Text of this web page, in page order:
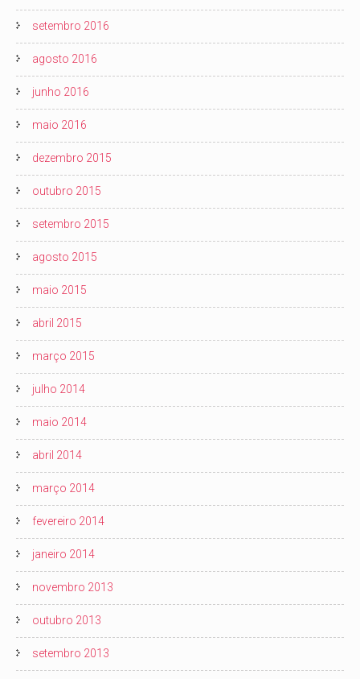
setembro 2016
agosto 2016
junho 2016
maio 2016
dezembro 2015
outubro 2015
setembro 2015
agosto 2015
maio 2015
abril 2015
março 2015
julho 2014
maio 2014
abril 2014
março 2014
fevereiro 2014
janeiro 2014
novembro 2013
outubro 2013
setembro 2013